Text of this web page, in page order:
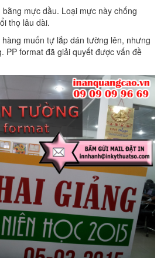
mực dầu. Loại mực này chống
thọ lâu dài.
muốn tự lắp dán tường lên, nhưng
PP format đã giải quyết được vấn đề